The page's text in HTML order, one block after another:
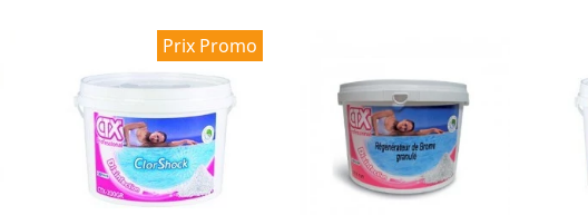
Prix Promo